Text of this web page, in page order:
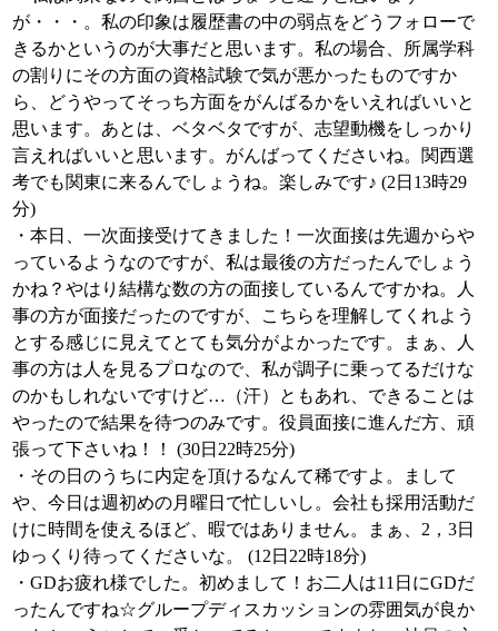
が・・・。私の印象は履歴書の中の弱点をどうフォローで
きるかというのが大事だと思います。私の場合、所属学科
の割りにその方面の資格試験で気が悪かったものですか
ら、どうやってそっち方面をがんばるかをいえればいいと
思います。あとは、ベタベタですが、志望動機をしっかり
言えればいいと思います。がんばってくださいね。関西選
考でも関東に来るんでしょうね。楽しみです♪ (2日13時29
分)
・本日、一次面接受けてきました！一次面接は先週からや
っているようなのですが、私は最後の方だったんでしょう
かね？やはり結構な数の方の面接しているんですかね。人
事の方が面接だったのですが、こちらを理解してくれよう
とする感じに見えてとても気分がよかったです。まぁ、人
事の方は人を見るプロなので、私が調子に乗ってるだけな
のかもしれないですけど…（汗）ともあれ、できることは
やったので結果を待つのみです。役員面接に進んだ方、頑
張って下さいね！！ (30日22時25分)
・その日のうちに内定を頂けるなんて稀ですよ。まして
や、今日は週初めの月曜日で忙しいし。会社も採用活動だ
けに時間を使えるほど、暇ではありません。まぁ、2，3日
ゆっくり待ってくださいな。 (12日22時18分)
・GDお疲れ様でした。初めまして！お二人は11日にGDだ
ったんですね☆グループディスカッションの雰囲気が良か